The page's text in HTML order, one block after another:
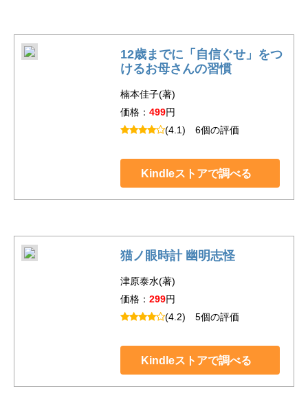
12歳までに「自信ぐせ」をつ
けるお母さんの習慣
楠本佳子(著)
価格： 499円
(4.1) 6個の評価
Kindleストアで調べる
猫ノ眼時計 幽明志怪
津原泰水(著)
価格： 299円
(4.2) 5個の評価
Kindleストアで調べる